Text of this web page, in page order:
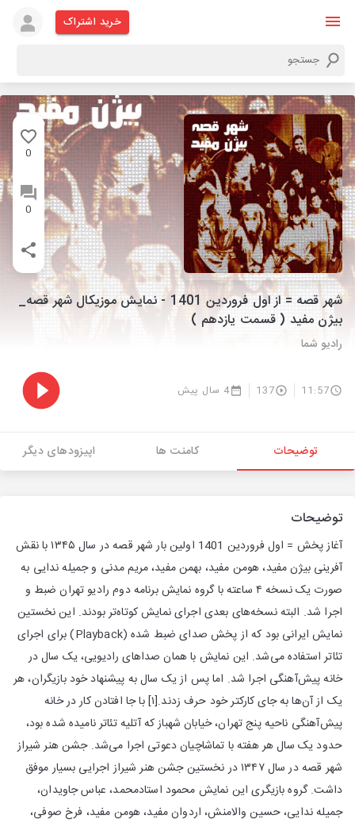
خرید اشتراک
0
0
شهر قصه = از اول فروردین 1401 - نمایش موزیکال شهر قصه_
بیژن مفید ( قسمت یازدهم )
رادیو شما
11:57
137 4 سال پیش
توضیحات کامنت ها اپیزودهای دیگر
توضیحات
آغاز پخش = اول فروردین 1401 اولین بار شهر قصه در سال ۱۳۴۵ با نقش
آفرینی بیژن مفید، هومن مفید، بهمن مفید، مریم مدنی و جمیله ندایی به
صورت یک نسخه ۴ ساعته با گروه نمایش برنامه دوم رادیو تهران ضبط و
اجرا شد. البته نسخه‌های بعدی اجرای نمایش کوتاه‌تر بودند. این نخستین
نمایش ایرانی بود که از پخش صدای ضبط شده (Playback) برای اجرای
تئاتر استفاده می‌شد. این نمایش با همان صداهای رادیویی، یک سال در
خانه پیش‌آهنگی اجرا شد. اما پس از یک سال به پیشنهاد خود بازیگران، هر
یک از آن‌ها به جای کارکتر خود حرف زدند.[۱] با جا افتادن کار در خانه
پیش‌آهنگی ناحیه پنج تهران، خیابان شهباز که آتلیه تئاتر نامیده شده بود،
حدود یک سال هر هفته با تماشاچیان دعوتی اجرا می‌شد. جشن هنر شیراز
شهر قصه در سال ۱۳۴۷ در نخستین جشن هنر شیراز اجرایی بسیار موفق
داشت. گروه بازیگری این نمایش محمود استادمحمد، عباس جاویدان،
جمیله ندایی، حسین والامنش، اردوان مفید، هومن مفید، فرخ صوفی،